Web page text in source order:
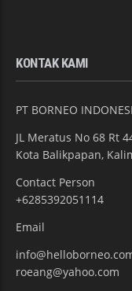
KONTAK KAMI
PT BORNEO
JL Meratus No 68 Rt
Kota Balikpapan,
Contact Person
+6285392051114
Email
roeang@yahoo.com